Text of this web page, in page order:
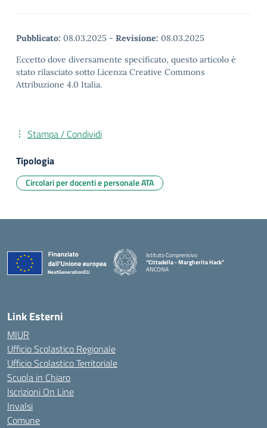
Pubblicato: 08.03.2025 - Revisione: 08.03.2025
Eccetto dove diversamente specificato, questo articolo è
stato rilasciato sotto Licenza Creative Commons
Attribuzione 4.0 Italia.
Stampa / Condividi
Tipologia
Circolari per docenti e personale ATA
Istituto Comprensivo
“Cittadella - Margherita Hack”
ANCONA
Link Esterni
MIUR
Ufficio Scolastico Regionale
Ufficio Scolastico Territoriale
Scuola in Chiaro
Iscrizioni On Line
Invalsi
Comune